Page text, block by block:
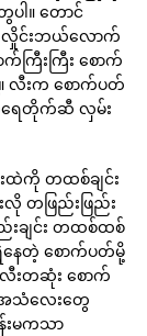
ပါ။ တောင်
လှိုင်းဘယ်လောက်
ြီးကြီး စောက်
လီးက စောက်ပတ်
ရေတိုက်ဆီ လှမ်း
ထဲကို တထစ်ချင်း
တဖြည်းဖြည်း
းချင်း တထစ်ထစ်
နေတဲ့ စောက်ပတ်မို့
းတဆုံး စောက်
အသံလေးတွေ
းမကသာ